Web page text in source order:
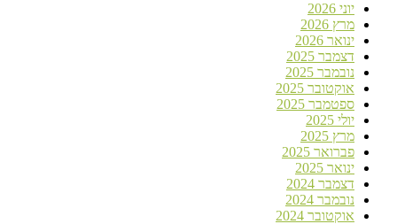
יוני 2026
מרץ 2026
ינואר 2026
דצמבר 2025
נובמבר 2025
אוקטובר 2025
ספטמבר 2025
יולי 2025
מרץ 2025
פברואר 2025
ינואר 2025
דצמבר 2024
נובמבר 2024
אוקטובר 2024